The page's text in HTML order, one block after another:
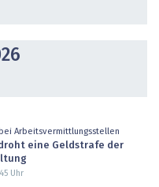
bei Arbeitsvermittlungsstellen
eine Geldstrafe der
Uhr